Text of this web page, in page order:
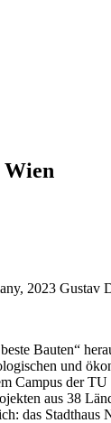
Wien
2023 Gustav
Bauten“
und
Campus der
aus 38
das